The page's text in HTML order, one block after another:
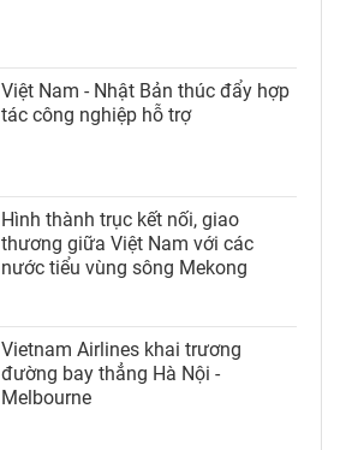
Việt Nam - Nhật Bản thúc đẩy hợp
tác công nghiệp hỗ trợ
Hình thành trục kết nối, giao
thương giữa Việt Nam với các
nước tiểu vùng sông Mekong
Vietnam Airlines khai trương
đường bay thẳng Hà Nội -
Melbourne